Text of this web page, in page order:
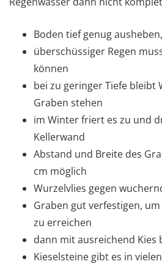
Boden tief genug
überschüssiger Regen
können
bei zu geringer Tiefe bleibt
Graben stehen
im Winter friert es zu und
Kellerwand
Abstand und Breite des
cm möglich
Wurzelvlies gegen
Graben gut verfestigen,
zu erreichen
dann mit ausreichend Kies
Kieselsteine gibt es in